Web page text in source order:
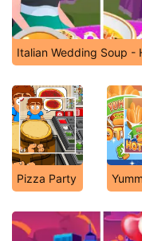
Italian Wedding Soup -
Pizza Party